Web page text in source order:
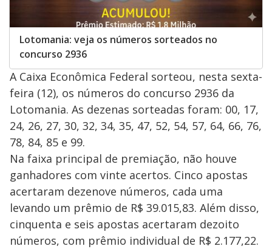
Lotomania: veja os números sorteados no
concurso 2936
A Caixa Econômica Federal sorteou, nesta sexta-
feira (12), os números do concurso 2936 da
Lotomania. As dezenas sorteadas foram: 00, 17,
24, 26, 27, 30, 32, 34, 35, 47, 52, 54, 57, 64, 66, 76,
78, 84, 85 e 99.
Na faixa principal de premiação, não houve
ganhadores com vinte acertos. Cinco apostas
acertaram dezenove números, cada uma
levando um prêmio de R$ 39.015,83. Além disso,
cinquenta e seis apostas acertaram dezoito
números, com prêmio individual de R$ 2.177,22.